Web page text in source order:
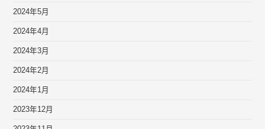
2024年5月
2024年4月
2024年3月
2024年2月
2024年1月
2023年12月